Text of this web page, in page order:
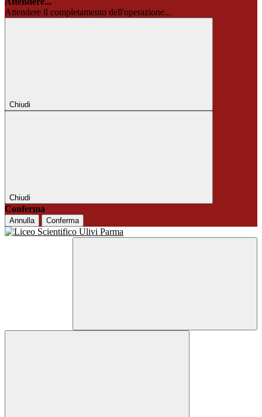
Attendere il completamento dell'operazione...
Chiudi
Chiudi
Conferma
Annulla Conferma